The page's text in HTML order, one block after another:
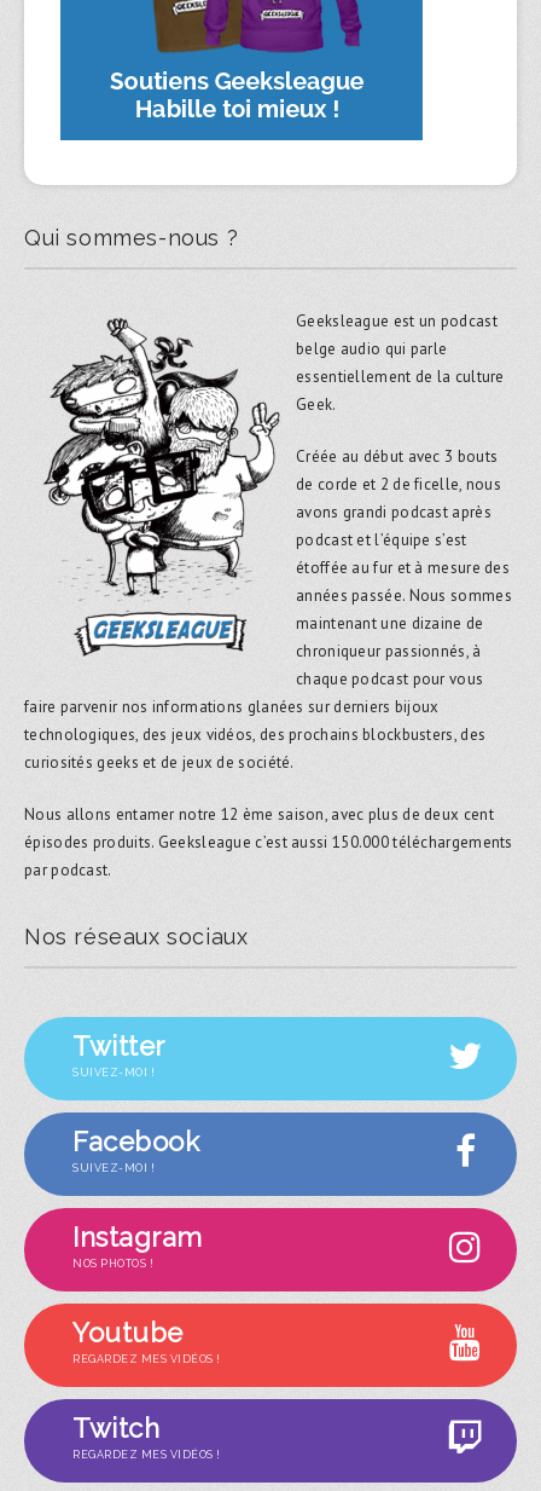
Qui sommes-nous ?
Geeksleague est un podcast
belge audio qui parle
essentiellement de la culture
Geek.
Créée au début avec 3 bouts
de corde et 2 de ficelle, nous
avons grandi podcast après
podcast et l’équipe s’est
étoffée au fur et à mesure des
années passée. Nous sommes
maintenant une dizaine de
chroniqueur passionnés, à
chaque podcast pour vous
faire parvenir nos informations glanées sur derniers bijoux
technologiques, des jeux vidéos, des prochains blockbusters, des
curiosités geeks et de jeux de société.
Nous allons entamer notre 12 ème saison, avec plus de deux cent
épisodes produits. Geeksleague c’est aussi 150.000 téléchargements
par podcast.
Nos réseaux sociaux
Twitter
SUIVEZ-MOI !
Facebook
SUIVEZ-MOI !
Instagram
NOS PHOTOS !
Youtube
REGARDEZ MES VIDÉOS !
Twitch
REGARDEZ MES VIDÉOS !